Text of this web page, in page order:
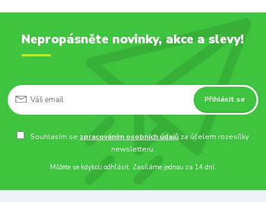
Nepropásněte novinky, akce a slevy!
Přihlásit se
Souhlasím se zpracováním osobních údajů za účelem rozesílky
newsletteru.
Můžete se kdykoli odhlásit. Zasíláme jednou za 14 dní.